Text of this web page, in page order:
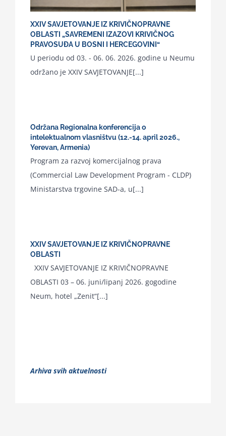
XXIV SAVJETOVANJE IZ KRIVIČNOPRAVNE
OBLASTI „SAVREMENI IZAZOVI KRIVIČNOG
PRAVOSUĐA U BOSNI I HERCEGOVINI“
U periodu od 03. - 06. 06. 2026. godine u Neumu
održano je XXIV SAVJETOVANJE[...]
Održana Regionalna konferencija o
intelektualnom vlasništvu (12.-14. april 2026.,
Yerevan, Armenia)
Program za razvoj komercijalnog prava
(Commercial Law Development Program - CLDP)
Ministarstva trgovine SAD-a, u[...]
XXIV SAVJETOVANJE IZ KRIVIČNOPRAVNE
OBLASTI
XXIV SAVJETOVANJE IZ KRIVIČNOPRAVNE
OBLASTI 03 – 06. juni/lipanj 2026. gogodine
Neum, hotel „Zenit“[...]
Arhiva svih aktuelnosti